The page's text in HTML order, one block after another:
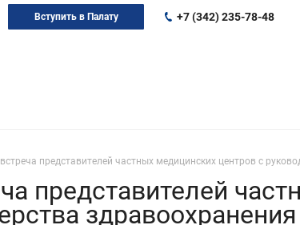
+7 (342) 235-78-48
Вступить в Палату
представителей частных медицинских центров с
представителей
здравоохранения